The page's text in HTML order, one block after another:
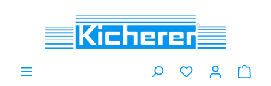
Zum Hauptinhalt springen
Du hast 0